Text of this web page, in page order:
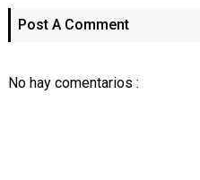
Post A Comment
No hay comentarios :